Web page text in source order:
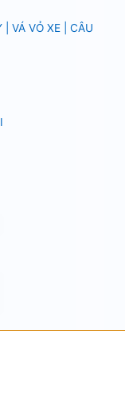
VÁ VỎ XE | CÂU